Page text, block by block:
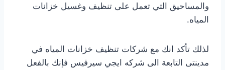
والمساحيق التي تعمل على تنظيف وغسيل خزانات
المياه.
لذلك تأكد انك مع شركات تنظيف خزانات المياه في
مدينتى التابعة الى شركه ايجي سيرفيس فإنك بالفعل